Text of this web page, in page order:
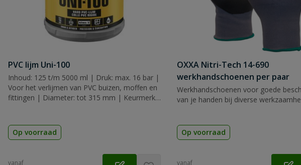
PVC lijm Uni-100
Inhoud: 125 t/m 5000 ml | Druk: max. 16 bar |
Voor het verlijmen van PVC buizen, moffen en
fittingen | Diameter: tot 315 mm | Keurmerk:
Op voorraad
vanaf
OXXA Nitri-Tech 14-690
werkhandschoenen per paar
Werkhandschoenen voor goede
van je handen bij diverse
Op voorraad
vanaf